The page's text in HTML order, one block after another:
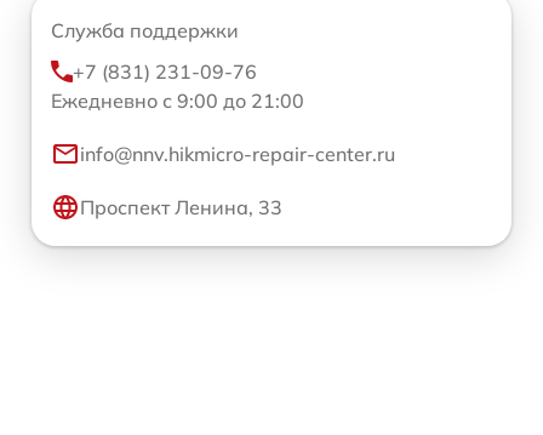
Служба поддержки
+7 (831) 231-09-76
Ежедневно с 9:00 до 21:00
info@nnv.hikmicro-repair-center.ru
Проспект Ленина, 33